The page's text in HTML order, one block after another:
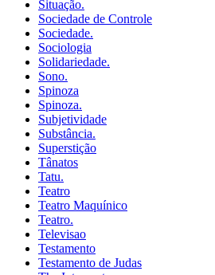
Situação.
Sociedade de Controle
Sociedade.
Sociologia
Solidariedade.
Sono.
Spinoza
Spinoza.
Subjetividade
Substância.
Superstição
Tânatos
Tatu.
Teatro
Teatro Maquínico
Teatro.
Televisao
Testamento
Testamento de Judas